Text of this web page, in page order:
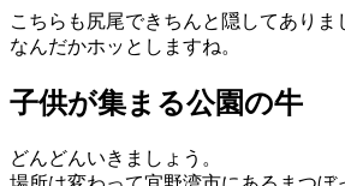
こちらも尻尾できちんと隠してありま
なんだかホッとしますね。
子供が集まる公園の牛
どんどんいきましょう。